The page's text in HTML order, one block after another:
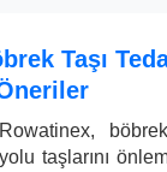
Taşı
Rowatinex,
yolu taşlarını